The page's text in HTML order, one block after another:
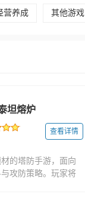
营养成 其他游戏
坦熔炉
查看详情
的塔防手游，面向
攻防策略。玩家将